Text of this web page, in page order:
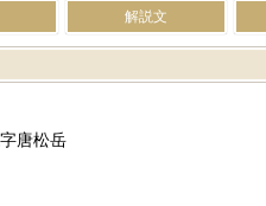
解説文
唐松岳